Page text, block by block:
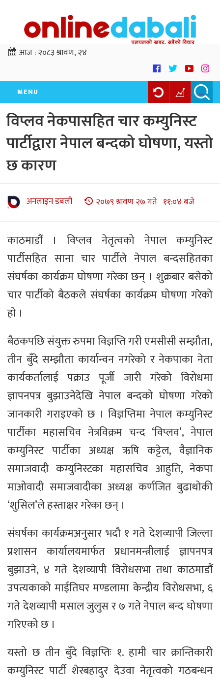
आज :२०८३ श्रावण, २४
MENU
विप्लव नेकपासहित चार कम्युनिस्ट
पार्टीद्वारा नेपाल बन्दको घोषणा, यस्तो
छ कारण
अनलाइन डबली २०७९ श्रावण २७ गते ११:०४ बजे
काठमाडौं । विप्लव नेतृत्वको नेपाल कम्युनिस्ट
पार्टीसहित साना चार पार्टीले नेपाल बन्दसहितका
संघर्षका कार्यक्रम घोषणा गरेका छन् । शुक्रबार बसेको
चार पार्टीको बैठकले संघर्षका कार्यक्रम घोषणा गरेको
हो ।
बैठकपछि संयुक्त रुपमा विज्ञप्ति गरी एमसीसी सम्झौता,
तीन बुँदे सम्झौता कार्यान्वन नगरेको र नेकपाका नेता
कार्यकर्तालाई पक्राउ पूर्जी जारी गरेको विरोधमा
ज्ञापनपत्र बुझाउनेदेखि नेपाल बन्दको घोषणा गरेको
जानकारी गराइएको छ । विज्ञप्तिमा नेपाल कम्युनिस्ट
पार्टीका महासचिव नेत्रविक्रम चन्द ‘विप्लव’, नेपाल
कम्युनिस्ट पार्टीका अध्यक्ष ऋषि कट्टेल, वैज्ञानिक
समाजवादी कम्युनिस्टका महासचिव आहुति, नेकपा
माओवादी समाजवादीका अध्यक्ष कर्णजित बुढाथोकी
‘शुसिल’ले हस्ताक्षर गरेका छन् ।
संघर्षका कार्यक्रमअनुसार भदौ १ गते देशव्यापी जिल्ला
प्रशासन कार्यालयमार्फत प्रधानमन्त्रीलाई ज्ञापनपत्र
बुझाउने, ४ गते देशव्यापी विरोधसभा तथा काठमाडौं
उपत्यकाको माईतिघर मण्डलामा केन्द्रीय विरोधसभा, ६
गते देशव्यापी मसाल जुलुस र ७ गते नेपाल बन्द घोषणा
गरिएको छ ।
यस्तो छ तीन बुँदे विज्ञप्तिः १. हामी चार क्रान्तिकारी
कम्युनिस्ट पार्टी शेरबहादुर देउवा नेतृत्वको गठबन्धन